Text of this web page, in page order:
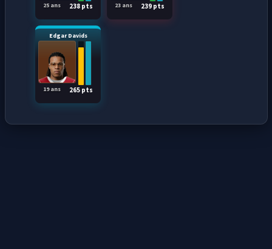
238 pts
25 ans 239 pts
23 ans
Edgar Davids
265 pts
19 ans